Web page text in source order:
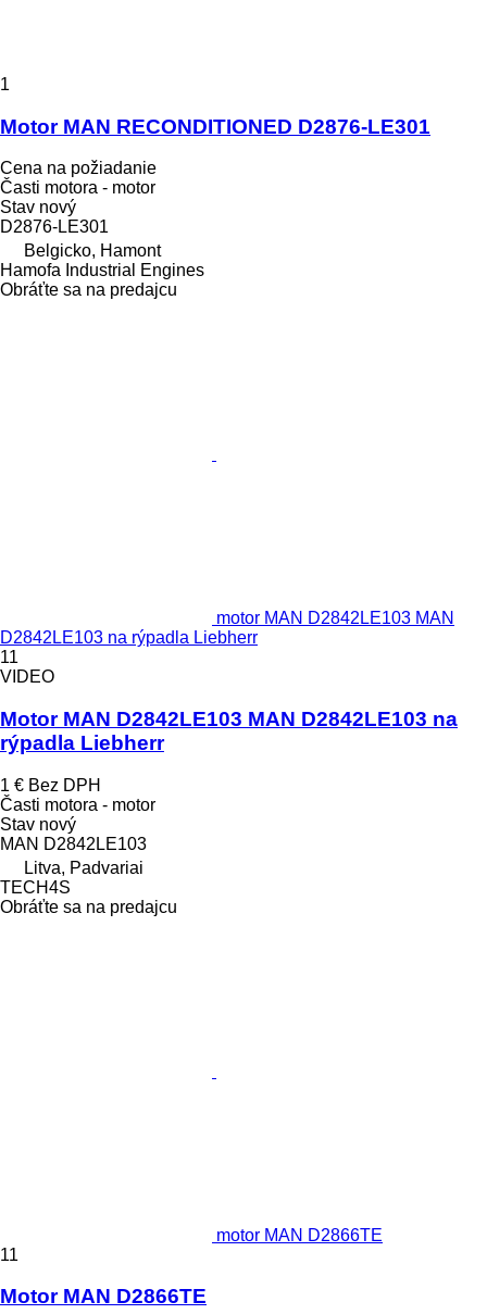
1
Motor MAN RECONDITIONED D2876-LE301
Cena na požiadanie
Časti motora - motor
Stav nový
D2876-LE301
Belgicko, Hamont
Hamofa Industrial Engines
Obráťte sa na predajcu
motor MAN D2842LE103 MAN
D2842LE103 na rýpadla Liebherr
11
VIDEO
Motor MAN D2842LE103 MAN D2842LE103 na
rýpadla Liebherr
1 € Bez DPH
Časti motora - motor
Stav nový
MAN D2842LE103
Litva, Padvariai
TECH4S
Obráťte sa na predajcu
motor MAN D2866TE
11
Motor MAN D2866TE